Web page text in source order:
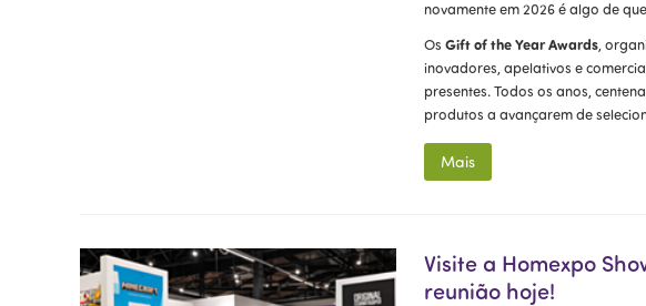
novamente em 2026 é algo de
Os Gift of the Year Awards ,
inovadores, apelativos e
presentes. Todos os anos,
produtos a avançarem de
Mais
Visite a Homexpo
reunião hoje!